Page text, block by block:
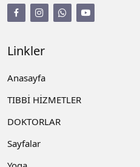
Linkler
Anasayfa
TIBBİ HİZMETLER
DOKTORLAR
Sayfalar